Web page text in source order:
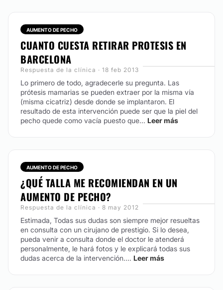
AUMENTO DE PECHO
CUANTO CUESTA RETIRAR PROTESIS EN
BARCELONA
Respuesta de la clínica · 18 feb 2013
Lo primero de todo, agradecerle su pregunta. Las
prótesis mamarias se pueden extraer por la misma vía
(misma cicatriz) desde donde se implantaron. El
resultado de esta intervención puede ser que la piel del
pecho quede como vacía puesto que... Leer más
AUMENTO DE PECHO
¿QUÉ TALLA ME RECOMIENDAN EN UN
AUMENTO DE PECHO?
Respuesta de la clínica · 8 may 2012
Estimada, Todas sus dudas son siempre mejor resueltas
en consulta con un cirujano de prestigio. Si lo desea,
pueda venir a consulta donde el doctor le atenderá
personalmente, le hará fotos y le explicará todas sus
dudas acerca de la intervención.... Leer más